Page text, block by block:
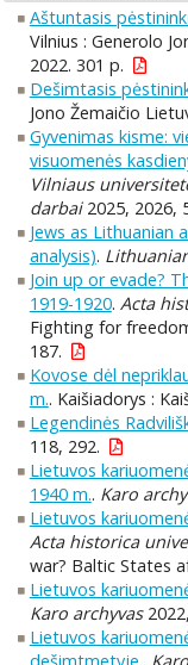
Aštuntasis
Vilnius : Generolo
2022. 301 p.
Dešimtasis
Jono Žemaičio
Gyvenimas kisme:
visuomenės
Vilniaus
darbai2025, 2026,
Jews as Lithuanian
analysis).
Join up or evade?
1919-1920. Acta
Fighting for
187.
Kovose dėl
m.. Kaišiadorys :
Legendinės
118, 292.
Lietuvos
1940 m.. Karo
Lietuvos
Acta historica
war? Baltic States
Lietuvos
Karo archyvas
Lietuvos